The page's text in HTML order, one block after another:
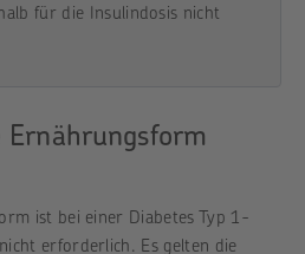
für die Insulindosis nicht
ist bei einer Diabetes Typ 1-
erforderlich. Es gelten die